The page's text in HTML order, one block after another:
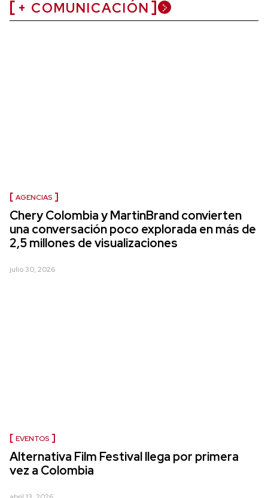
+ COMUNICACIÓN
AGENCIAS
Chery Colombia y MartinBrand convierten
una conversación poco explorada en más de
2,5 millones de visualizaciones
julio 30, 2026
EVENTOS
Alternativa Film Festival llega por primera
vez a Colombia